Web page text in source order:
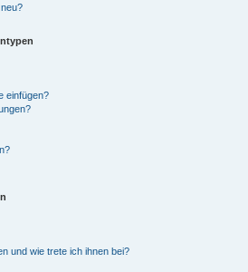
einfügen?
und wie trete ich ihnen bei?